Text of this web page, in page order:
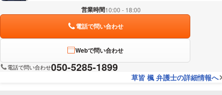
営業時間10:00 - 18:00
電話で問い合わせ
Webで問い合わせ
電話で問い合わせ050-5285-1899
草皆 楓 弁護士の詳細情報へ